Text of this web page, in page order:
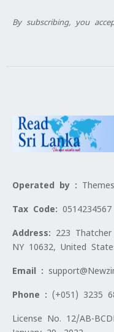
By subscribing, you
Operated by :
Tax Code: 0514234567
Address: 223
NY 10632, United
Email :
Phone : (+051) 3235
License No. 12/AB-